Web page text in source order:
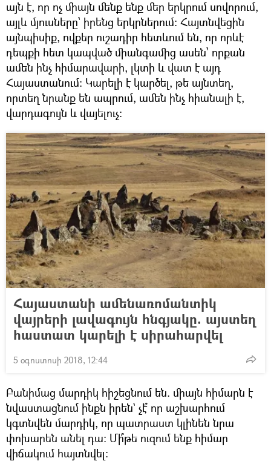
այն է, որ ոչ միայն մենք ենք մեր երկրում սովորում,
այլև մյուսները՝ իրենց երկրներում։ Հայտնվեցին
այնպիսիք, ովքեր ուշադիր հետևում են, որ որևէ
դեպքի հետ կապված միանգամից ասեն՝ որքան
ամեն ինչ հիմարավարի, լկտի և վատ է այդ
Հայաստանում։ Կարելի է կարծել, թե այնտեղ,
որտեղ նրանք են ապրում, ամեն ինչ հիանալի է,
վարդագույն և վայելուչ։
Հայաստանի ամենառոմանտիկ
վայրերի լավագույն հնգյակը. այստեղ
հաստատ կարելի է սիրահարվել
5 օգոստոսի 2018, 12:44
Բանիմաց մարդիկ հիշեցնում են. միայն հիմարն է
նվաստացնում ինքն իրեն` չէ՞ որ աշխարհում
կգտնվեն մարդիկ, որ պատրաստ կլինեն նրա
փոխարեն անել դա։ Մի՞թե ուզում ենք հիմար
վիճակում հայտնվել։